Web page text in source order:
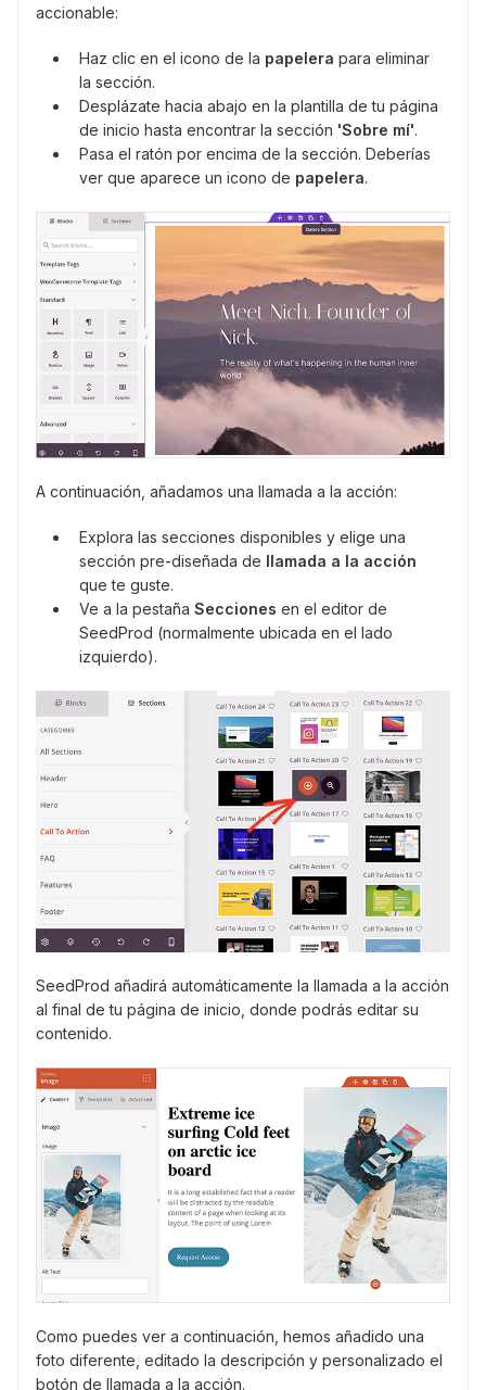
accionable:
Haz clic en el icono de la papelera para eliminar
la sección.
Desplázate hacia abajo en la plantilla de tu página
de inicio hasta encontrar la sección 'Sobre mí'.
Pasa el ratón por encima de la sección. Deberías
ver que aparece un icono de papelera.
A continuación, añadamos una llamada a la acción:
Explora las secciones disponibles y elige una
sección pre-diseñada de llamada a la acción
que te guste.
Ve a la pestaña Secciones en el editor de
SeedProd (normalmente ubicada en el lado
izquierdo).
SeedProd añadirá automáticamente la llamada a la acción
al final de tu página de inicio, donde podrás editar su
contenido.
Como puedes ver a continuación, hemos añadido una
foto diferente, editado la descripción y personalizado el
botón de llamada a la acción.